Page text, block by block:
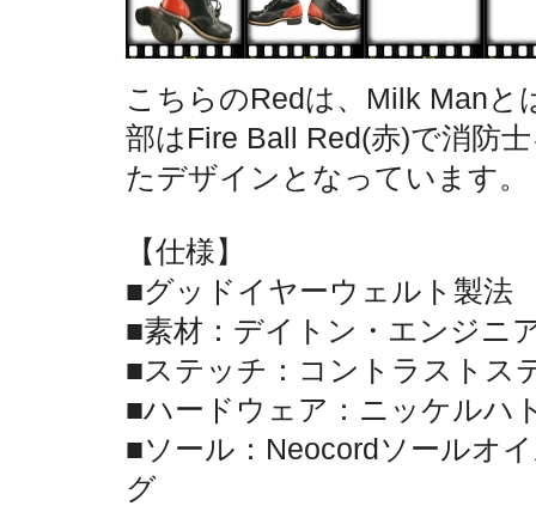
こちらのRedは、Milk Manと
部はFire Ball Red(赤)で消防
たデザインとなっています。
【仕様】
■グッドイヤーウェルト製法
■素材：デイトン・エンジニ
■ステッチ：コントラストス
■ハードウェア：ニッケルハ
■ソール：Neocordソールオ
グ